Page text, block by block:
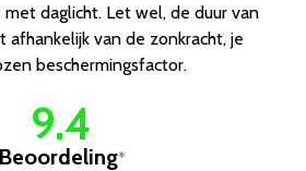
daglicht. Let wel, de duur van
afhankelijk van de zonkracht, je
beschermingsfactor.
9.4
Beoordeling*